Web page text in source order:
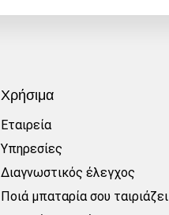
Χρήσιμα
Εταιρεία
Υπηρεσίες
Διαγνωστικός έλεγχος
Ποιά μπαταρία σου ταιριάζει